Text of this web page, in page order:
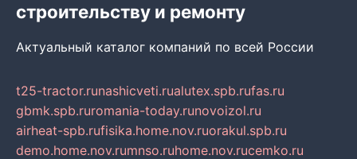
строительству и ремонту
Актуальный каталог компаний по всей России
t25-tractor.runashicveti.rualutex.spb.rufas.ru
gbmk.spb.ruromania-today.runovoizol.ru
airheat-spb.rufisika.home.nov.ruorakul.spb.ru
demo.home.nov.rumnso.ruhome.nov.rucemko.ru